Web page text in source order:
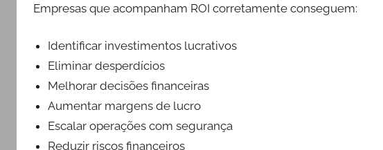
Empresas que acompanham ROI corretamente conseguem:
Identificar investimentos lucrativos
Eliminar desperdícios
Melhorar decisões financeiras
Aumentar margens de lucro
Escalar operações com segurança
Reduzir riscos financeiros